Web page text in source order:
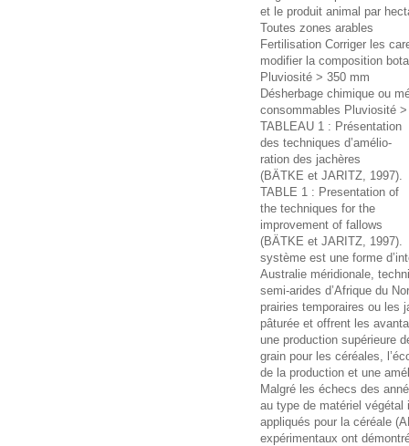
et le produit animal par
Toutes zones arables
Fertilisation Corriger les
modifier la composition
Pluviosité > 350 mm
Désherbage chimique ou
consommables Pluviosité
TABLEAU 1 : Présentation
des techniques d’amélio-
ration des jachères
(BÄTKE et JARITZ, 1997).
TABLE 1 : Presentation of
the techniques for the
improvement of fallows
(BÄTKE et JARITZ, 1997).
système est une forme
Australie méridionale,
semi-arides d’Afrique du
prairies temporaires ou les
pâturée et offrent les
une production supérieure
grain pour les céréales,
de la production et une
Malgré les échecs des
au type de matériel végétal
appliqués pour la céréale
expérimentaux ont